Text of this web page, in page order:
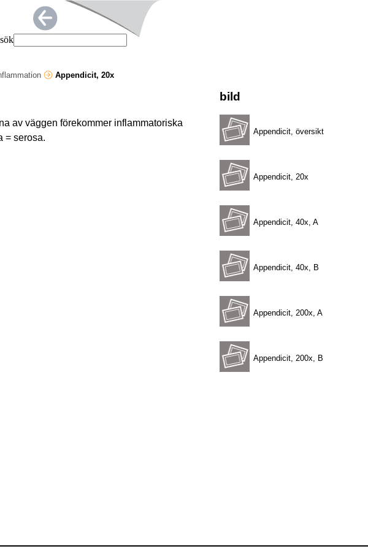
sök
Appendicit, 20x
bild
Appendicit, översikt
Appendicit, 20x
Appendicit, 40x, A
Appendicit, 40x, B
Appendicit, 200x, A
Appendicit, 200x, B
av väggen förekommer inflammatoriska
= serosa.